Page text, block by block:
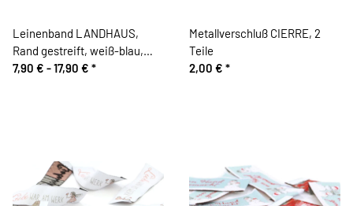
Leinenband LANDHAUS,
Rand gestreift, weiß-blau,
Vaupel & Heilenbeck
7,90 € -17,90 € *
Metallverschluß CIERRE, 2
Teile
2,00 € *